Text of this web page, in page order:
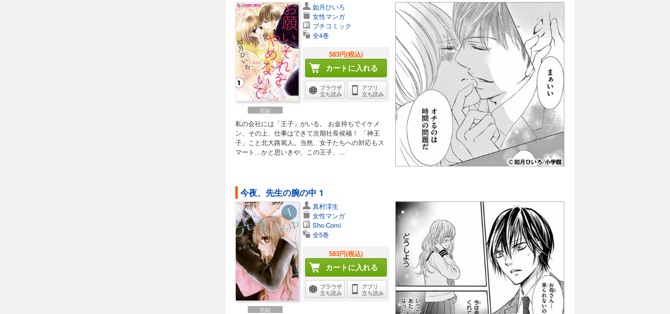
完結
如月ひいろ
女性マンガ
プチコミック
全4巻
583円(税込)
カートに入れる
アプリ
立ち読み
ブラウザ
立ち読み
私の会社には「王子」がいる。 お金持ちでイケメ
ン、その上、仕事はできて次期社長候補！ 「神王
子」こと北大路篤人。当然、女子たちへの対応もス
マート…かと思いきや、この王子、...
今夜、先生の腕の中 1
完結
真村澪生
女性マンガ
Sho-Comi
全5巻
583円(税込)
カートに入れる
アプリ
立ち読み
ブラウザ
立ち読み